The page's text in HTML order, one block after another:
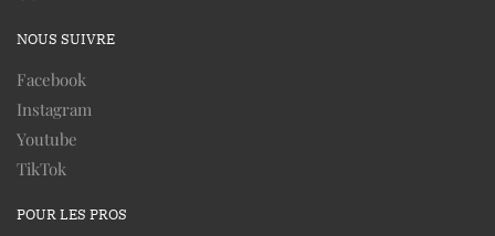
NOUS SUIVRE
Facebook
Instagram
Youtube
TikTok
POUR LES PROS